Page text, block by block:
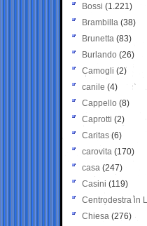
Bossi (1.221)
Brambilla (38)
Brunetta (83)
Burlando (26)
Camogli (2)
canile (4)
Cappello (8)
Caprotti (2)
Caritas (6)
carovita (170)
casa (247)
Casini (119)
Centrodestra in
Chiesa (276)